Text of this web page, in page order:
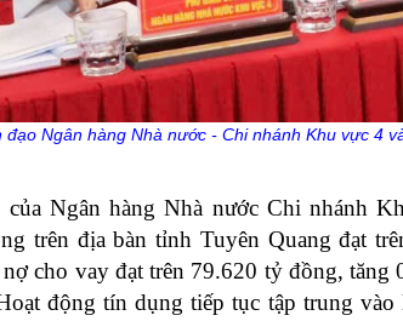
đạo Ngân hàng Nhà nước - Chi nhánh Khu vực 4
của Ngân hàng Nhà nước Chi nhánh
trên địa bàn tỉnh Tuyên Quang đạt
cho vay đạt trên 79.620 tỷ đồng, tăng
động tín dụng tiếp tục tập trung